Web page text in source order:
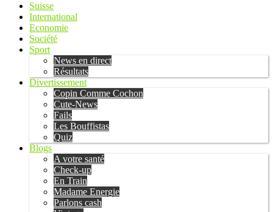
Suisse
International
Economie
Société
Sport
News en direct
Résultats
Divertissement
Copin Comme Cochon
Cute-News
Fails
Les Bouffistas
Quiz
Blogs
A votre santé
Check-up
En Train
Madame Energie
Parlons cash